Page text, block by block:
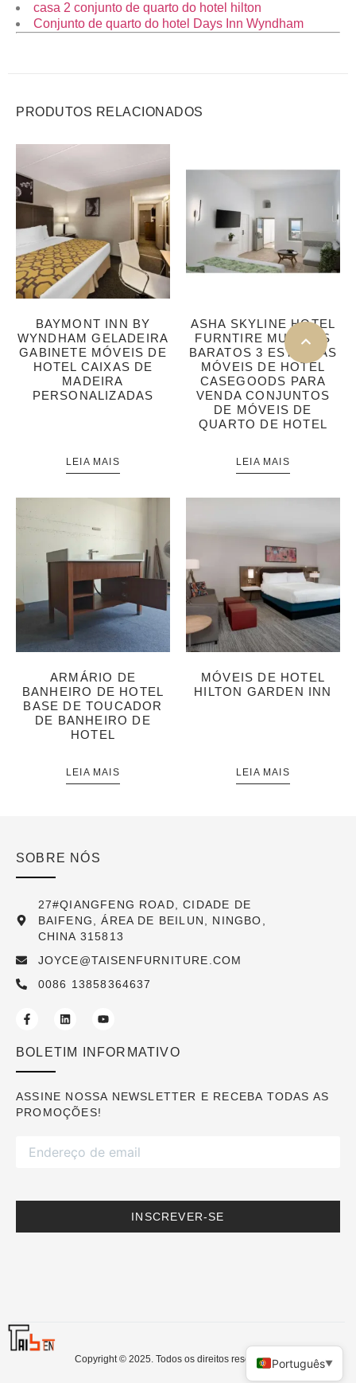
casa 2 conjunto de quarto do hotel hilton
Conjunto de quarto do hotel Days Inn Wyndham
PRODUTOS RELACIONADOS
BAYMONT INN BY
WYNDHAM GELADEIRA
GABINETE MÓVEIS DE
HOTEL CAIXAS DE
MADEIRA
PERSONALIZADAS
LEIA MAIS
ASHA SKYLINE HOTEL
FURNTIRE MUEBLES
BARATOS 3 ESTRELAS
MÓVEIS DE HOTEL
CASEGOODS PARA
VENDA CONJUNTOS
DE MÓVEIS DE
QUARTO DE HOTEL
LEIA MAIS
ARMÁRIO DE
BANHEIRO DE HOTEL
BASE DE TOUCADOR
DE BANHEIRO DE
HOTEL
LEIA MAIS
MÓVEIS DE HOTEL
HILTON GARDEN INN
LEIA MAIS
SOBRE NÓS
27#QIANGFENG ROAD, CIDADE DE
BAIFENG, ÁREA DE BEILUN, NINGBO,
CHINA 315813
JOYCE@TAISENFURNITURE.COM
0086 13858364637
BOLETIM INFORMATIVO
ASSINE NOSSA NEWSLETTER E RECEBA TODAS AS
PROMOÇÕES!
INSCREVER-SE
Copyright © 2025. Todos os direitos reservados.Português▼